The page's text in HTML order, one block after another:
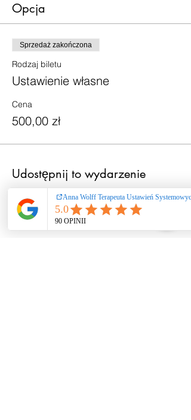
Opcja
Sprzedaż zakończona
Rodzaj biletu
Ustawienie własne
Cena
500,00 zł
Udostępnij to wydarzenie